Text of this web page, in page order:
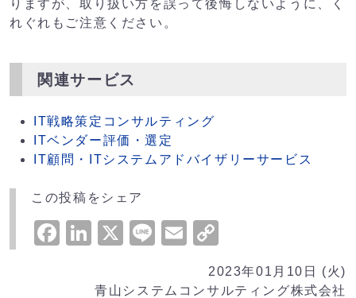
りますが、取り扱い方を誤って後悔しないように、く
れぐれもご注意ください。
関連サービス
IT戦略策定コンサルティング
ITベンダー評価・選定
IT顧問・ITシステムアドバイザリーサービス
この投稿をシェア
Facebook
LinkedIn
X LineEmail
Link
2023年01月10日 (火)
青山システムコンサルティング株式会社